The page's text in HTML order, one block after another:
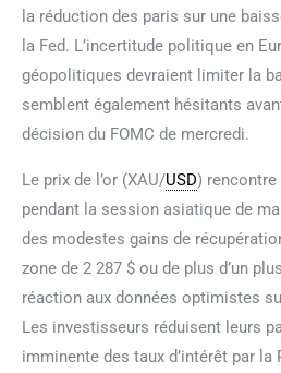
la réduction des paris sur une
la Fed. L’incertitude politique en
géopolitiques devraient limiter la
semblent également hésitants
décision du FOMC de mercredi.
Le prix de l’or (XAU/USD)
pendant la session asiatique de
des modestes gains de
zone de 2 287 $ ou de plus d’un
réaction aux données optimistes
Les investisseurs réduisent leurs
imminente des taux d’intérêt par la